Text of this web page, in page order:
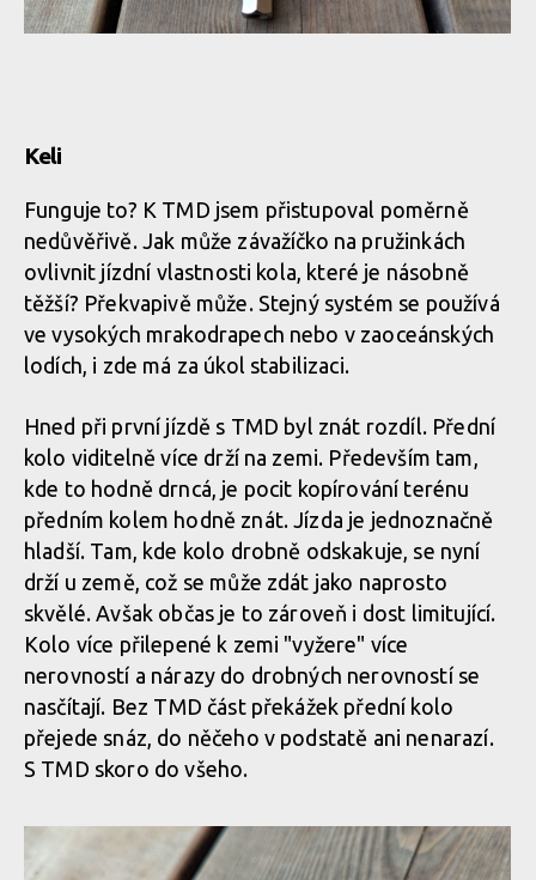
Před samotnou montáží TMD je třeba odstranit ježka a pokud
TMD použít nechcete, tak buď narazit ježka zpět, nebo využít
TMD použít nechcete, tak buď narazit ježka zpět, nebo využít
například HeadLock systémem od Shaman Racing
Před samotnou montáží TMD je třeba odstranit ježka a pokud
TMD použít nechcete, tak buď narazit ježka zpět, nebo využít
například HeadLock systémem od Shaman Racing
Rimpact Tuned Mass Damper
prozrazuje pouze víčko
prozrazuje pouze víčko
shora
Rimpact Tuned Mass Damper
prozrazuje pouze víčko
Rimpact Tuned Mass Damper
prozrazuje pouze víčko
shora
Rimpact Tuned Mass Damper
prozrazuje pouze víčko
shora
Rimpact Tuned Mass Damper
Rimpact Tuned Mass Damper
Rimpact Tuned Mass Damper
Rimpact Tuned Mass Damper
Rimpact Tuned Mass Damper
Rimpact Tuned Mass Damper
Rimpact Tuned Mass Damper
Celá sestava Rimpact Tuned Mass Damper
Celá sestava Rimpact Tuned Mass Damper
Celá sestava Rimpact Tuned Mass Damper
Celá sestava Rimpact Tuned Mass Damper
Celá sestava Rimpact Tuned Mass Damper
Celá sestava Rimpact Tuned Mass Damper
Celá sestava Rimpact Tuned Mass Damper
Celá sestava Rimpact Tuned Mass Damper
Celá sestava Rimpact Tuned Mass Damper
Keli
Funguje to? K TMD jsem přistupoval poměrně
nedůvěřivě. Jak může závažíčko na pružinkách
ovlivnit jízdní vlastnosti kola, které je násobně
těžší? Překvapivě může. Stejný systém se používá
ve vysokých mrakodrapech nebo v zaoceánských
lodích, i zde má za úkol stabilizaci.
Hned při první jízdě s TMD byl znát rozdíl. Přední
kolo viditelně více drží na zemi. Především tam,
kde to hodně drncá, je pocit kopírování terénu
předním kolem hodně znát. Jízda je jednoznačně
hladší. Tam, kde kolo drobně odskakuje, se nyní
drží u země, což se může zdát jako naprosto
skvělé. Avšak občas je to zároveň i dost limitující.
Kolo více přilepené k zemi "vyžere" více
nerovností a nárazy do drobných nerovností se
nasčítají. Bez TMD část překážek přední kolo
přejede snáz, do něčeho v podstatě ani nenarazí.
S TMD skoro do všeho.